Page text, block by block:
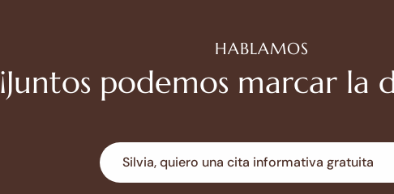
HABLAMOS
¡Juntos podemos marcar la
Silvia, quiero una cita informativa gratuita